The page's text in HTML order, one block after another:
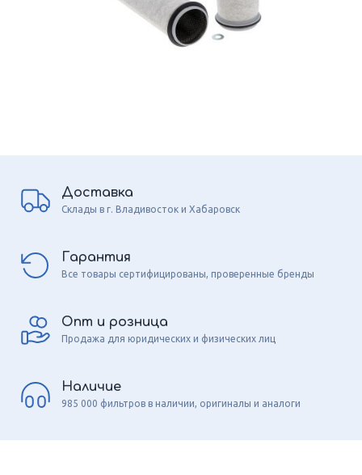
Доставка
Склады в г. Владивосток и Хабаровск
Гарантия
Все товары сертифицированы, проверенные бренды
Опт и розница
Продажа для юридических и физических лиц
Наличие
985 000 фильтров в наличии, оригиналы и аналоги